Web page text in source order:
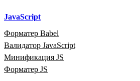
JavaScript
Форматер Babel
Валидатор JavaScript
Минификация JS
Форматер JS